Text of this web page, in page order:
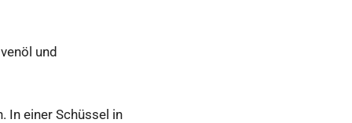
und
In einer Schüssel in